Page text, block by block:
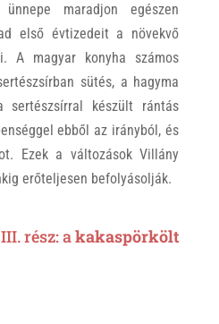
maradjon egészen
első évtizedeit a növekvő
A magyar konyha számos
sütés, a hagyma
sertészsírral készült rántás
ebből az irányból, és
Ezek a változások Villány
erőteljesen befolyásolják.
III. rész: akakaspörkölt